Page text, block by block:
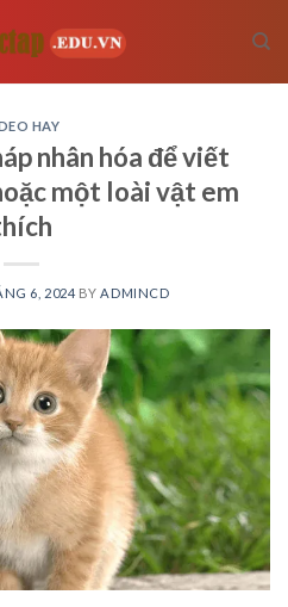
HAY
nhân hóa để viết
một loài vật em
6, 2024 BY ADMINCD